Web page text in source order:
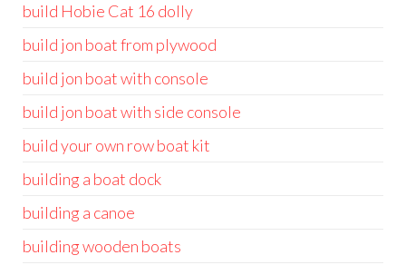
build Hobie Cat 16 dolly
build jon boat from plywood
build jon boat with console
build jon boat with side console
build your own row boat kit
building a boat dock
building a canoe
building wooden boats